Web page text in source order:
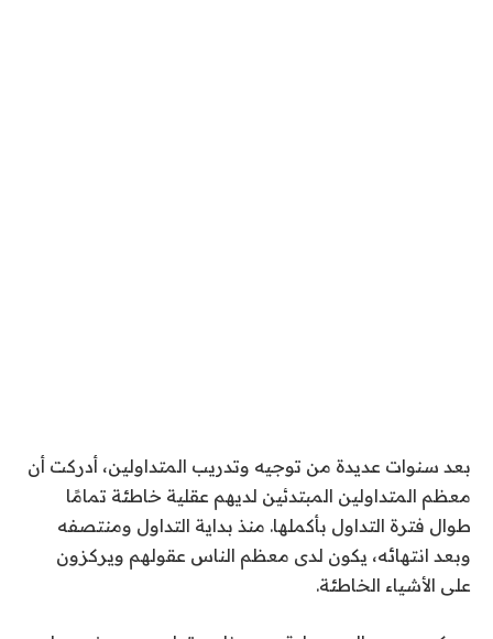
بعد سنوات عديدة من توجيه وتدريب المتداولين، أدركت أن
معظم المتداولين المبتدئين لديهم عقلية خاطئة تمامًا
طوال فترة التداول بأكملها. منذ بداية التداول ومنتصفه
وبعد انتهائه، يكون لدى معظم الناس عقولهم ويركزون
على الأشياء الخاطئة.